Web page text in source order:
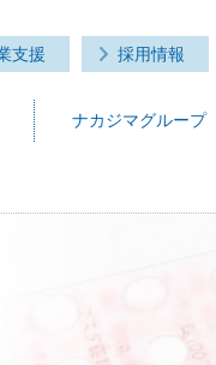
ナカジマグループ
支援 採用情報